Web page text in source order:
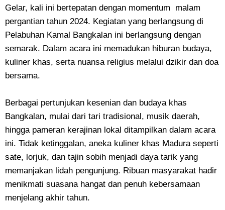
Gelar, kali ini bertepatan dengan momentum malam
pergantian tahun 2024. Kegiatan yang berlangsung di
Pelabuhan Kamal Bangkalan ini berlangsung dengan
semarak. Dalam acara ini memadukan hiburan budaya,
kuliner khas, serta nuansa religius melalui dzikir dan doa
bersama.
Berbagai pertunjukan kesenian dan budaya khas
Bangkalan, mulai dari tari tradisional, musik daerah,
hingga pameran kerajinan lokal ditampilkan dalam acara
ini. Tidak ketinggalan, aneka kuliner khas Madura seperti
sate, lorjuk, dan tajin sobih menjadi daya tarik yang
memanjakan lidah pengunjung. Ribuan masyarakat hadir
menikmati suasana hangat dan penuh kebersamaan
menjelang akhir tahun.